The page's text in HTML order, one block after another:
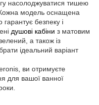
насолоджуватися тишею
Кожна модель оснащена
безпеку і
душові кабіни з матовим
а також із
ідеальний варіант
ви отримуєте
для вашої ванної